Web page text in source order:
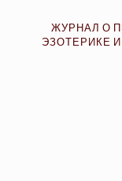
ЖУРНАЛ О
ЭЗОТЕРИКЕ